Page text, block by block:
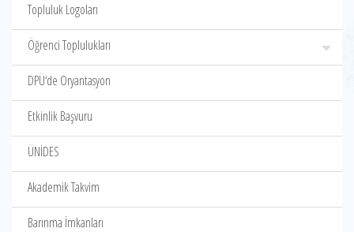
Topluluk Logoları
Öğrenci Toplulukları
DPÜ‘de Oryantasyon
Etkinlik Başvuru
ÜNİDES
Akademik Takvim
Barınma İmkanları